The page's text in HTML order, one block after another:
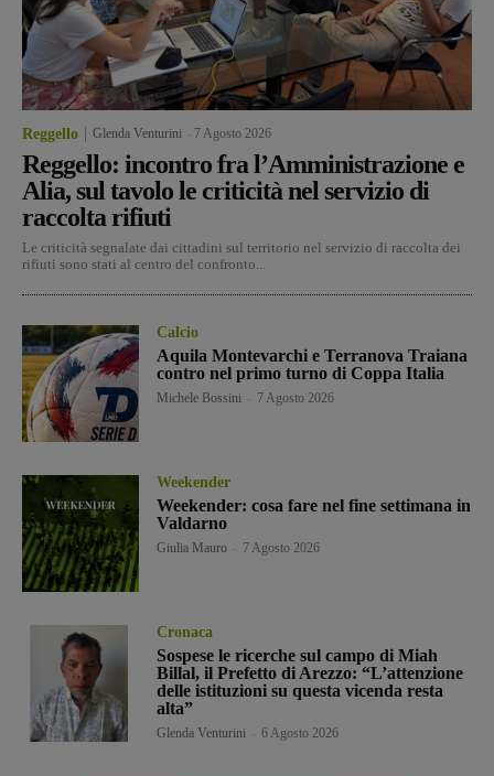
Reggello Glenda Venturini 7 Agosto 2026
Reggello: incontro fra l’Amministrazione e
Alia, sul tavolo le criticità nel servizio di
raccolta rifiuti
Le criticità segnalate dai cittadini sul territorio nel servizio di raccolta dei
rifiuti sono stati al centro del confronto...
Calcio
Aquila Montevarchi e Terranova Traiana
contro nel primo turno di Coppa Italia
Michele Bossini 7 Agosto 2026
Weekender
Weekender: cosa fare nel fine settimana in
Valdarno
Giulia Mauro 7 Agosto 2026
Cronaca
Sospese le ricerche sul campo di Miah
Billal, il Prefetto di Arezzo: “L’attenzione
delle istituzioni su questa vicenda resta
alta”
Glenda Venturini 6 Agosto 2026